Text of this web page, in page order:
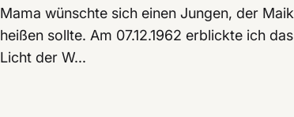
Mama wünschte sich einen Jungen, der Maik
heißen sollte. Am 07.12.1962 erblickte ich das
Licht der W...